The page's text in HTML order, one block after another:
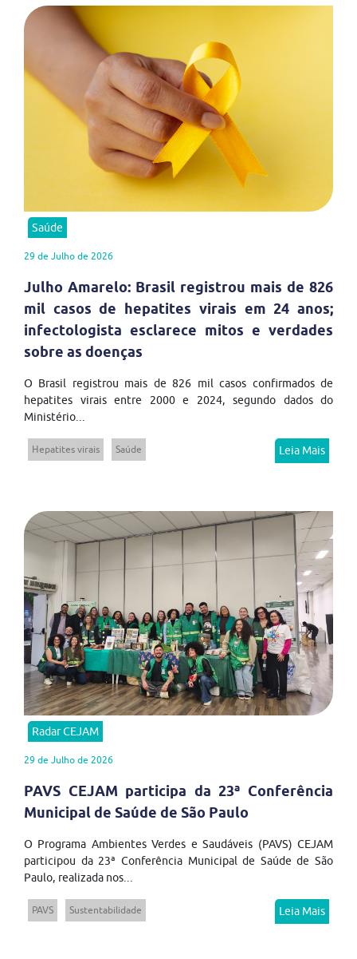
Saúde
29 de Julho de 2026
Julho Amarelo: Brasil registrou mais de 826
mil casos de hepatites virais em 24 anos;
infectologista esclarece mitos e verdades
sobre as doenças
O Brasil registrou mais de 826 mil casos confirmados de
hepatites virais entre 2000 e 2024, segundo dados do
Ministério...
Hepatites virais Saúde Leia Mais
Radar CEJAM
29 de Julho de 2026
PAVS CEJAM participa da 23ª Conferência
Municipal de Saúde de São Paulo
O Programa Ambientes Verdes e Saudáveis (PAVS) CEJAM
participou da 23ª Conferência Municipal de Saúde de São
Paulo, realizada nos...
PAVS Sustentabilidade Leia Mais